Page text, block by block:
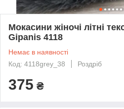
Мокасини жіночі літні
Gipanis 4118
Немає в наявності
Код: 4118grey_38
Роздріб
375 ₴